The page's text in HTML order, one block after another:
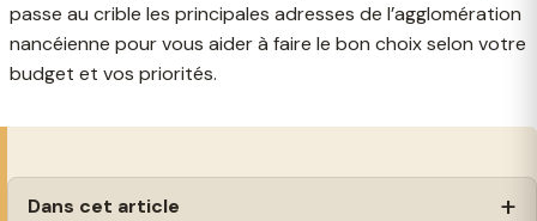
passe au crible les principales adresses de l’agglomération
nancéienne pour vous aider à faire le bon choix selon votre
budget et vos priorités.
Dans cet article